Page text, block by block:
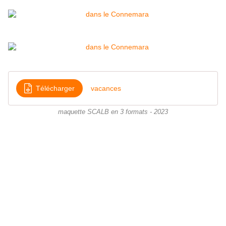
Télécharger vacances
maquette SCALB en 3 formats - 2023